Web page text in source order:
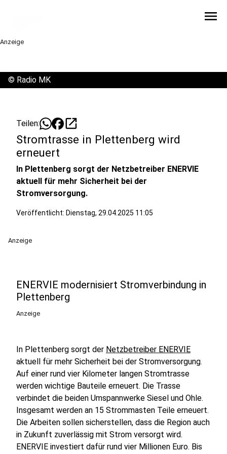
menu
Anzeige
© Radio MK
Teilen: open_in_new
Stromtrasse in Plettenberg wird
erneuert
In Plettenberg sorgt der Netzbetreiber ENERVIE
aktuell für mehr Sicherheit bei der
Stromversorgung.
Veröffentlicht: Dienstag, 29.04.2025 11:05
Anzeige
ENERVIE modernisiert Stromverbindung in
Plettenberg
Anzeige
In Plettenberg sorgt der Netzbetreiber ENERVIE
aktuell für mehr Sicherheit bei der Stromversorgung.
Auf einer rund vier Kilometer langen Stromtrasse
werden wichtige Bauteile erneuert. Die Trasse
verbindet die beiden Umspannwerke Siesel und Ohle.
Insgesamt werden an 15 Strommasten Teile erneuert.
Die Arbeiten sollen sicherstellen, dass die Region auch
in Zukunft zuverlässig mit Strom versorgt wird.
ENERVIE investiert dafür rund vier Millionen Euro. Bis